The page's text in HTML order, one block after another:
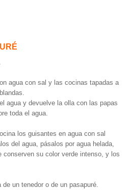
agua con sal y las cocinas tapadas a
agua y devuelve la olla con las papas
toda el agua.
los guisantes en agua con sal
del agua, pásalos por agua helada,
conserven su color verde intenso, y los
un tenedor o de un pasapuré.